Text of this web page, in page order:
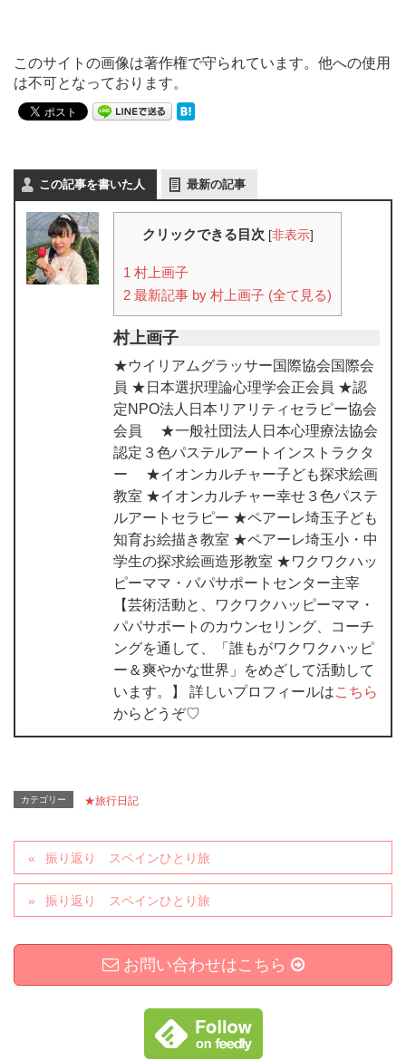
このサイトの画像は著作権で守られています。他への使用
は不可となっております。
この記事を書いた人 最新の記事
クリックできる目次 [非表示]
1 村上画子
2 最新記事 by 村上画子 (全て見る)
村上画子
★ウイリアムグラッサー国際協会国際会
員 ★日本選択理論心理学会正会員 ★認
定NPO法人日本リアリティセラピー協会
会員 ★一般社団法人日本心理療法協会
認定３色パステルアートインストラクタ
ー ★イオンカルチャー子ども探求絵画
教室 ★イオンカルチャー幸せ３色パステ
ルアートセラピー ★ペアーレ埼玉子ども
知育お絵描き教室 ★ペアーレ埼玉小・中
学生の探求絵画造形教室 ★ワクワクハッ
ピーママ・パパサポートセンター主宰
【芸術活動と、ワクワクハッピーママ・
パパサポートのカウンセリング、コーチ
ングを通して、「誰もがワクワクハッピ
ー＆爽やかな世界」をめざして活動して
います。】 詳しいプロフィールはこちら
からどうぞ♡
カテゴリー ★旅行日記
振り返り スペインひとり旅
振り返り スペインひとり旅
お問い合わせはこちら